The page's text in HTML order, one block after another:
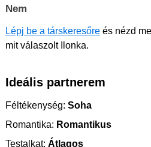
Nem
Lépj be a társkeresőre és nézd
mit válaszolt Ilonka.
Ideális partnerem
Féltékenység: Soha
Romantika: Romantikus
Testalkat: Átlagos